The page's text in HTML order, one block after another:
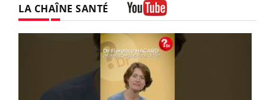
LA CHAÎNE SANTÉ